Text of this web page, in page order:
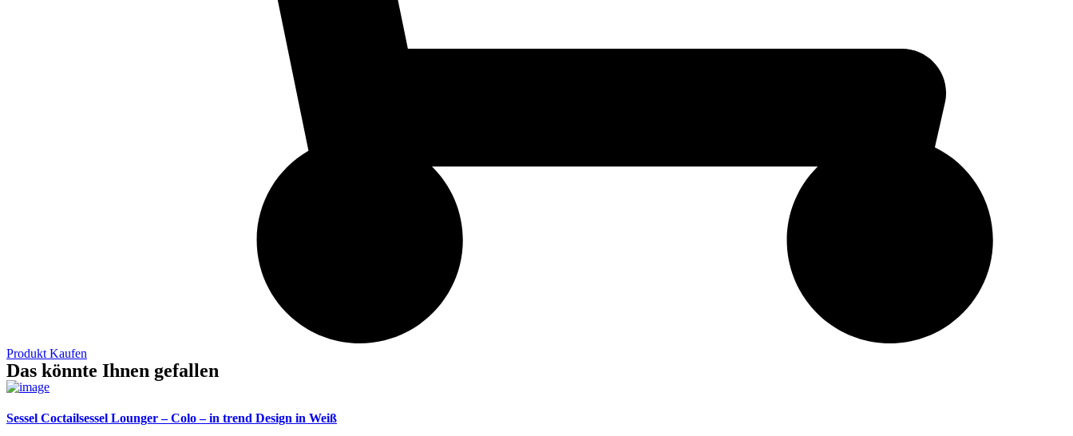
Produkt Kaufen
Das könnte Ihnen gefallen
Sessel Coctailsessel Lounger – Colo – in trend Design in Weiß